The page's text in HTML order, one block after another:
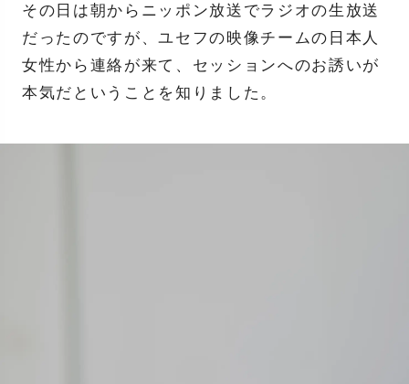
その日は朝からニッポン放送でラジオの生放送
だったのですが、ユセフの映像チームの日本人
女性から連絡が来て、セッションへのお誘いが
本気だということを知りました。